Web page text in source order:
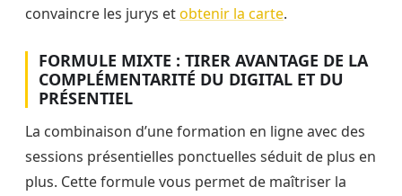
convaincre les jurys etobtenir la carte.
FORMULE MIXTE : TIRER AVANTAGE DE LA
COMPLÉMENTARITÉ DU DIGITAL ET DU
PRÉSENTIEL
La combinaison d’une formation en ligne avec des
sessions présentielles ponctuelles séduit de plus en
plus. Cette formule vous permet de maîtriser la